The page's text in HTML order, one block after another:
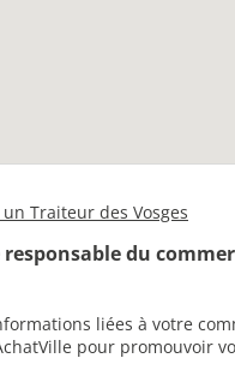
Traiteur des Vosges
responsable du
liées à votre
pour promouvoir